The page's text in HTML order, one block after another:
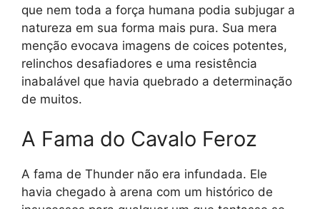
que nem toda a força humana podia subjugar a
natureza em sua forma mais pura. Sua mera
menção evocava imagens de coices potentes,
relinchos desafiadores e uma resistência
inabalável que havia quebrado a determinação
de muitos.
A Fama do Cavalo Feroz
A fama de Thunder não era infundada. Ele
havia chegado à arena com um histórico de